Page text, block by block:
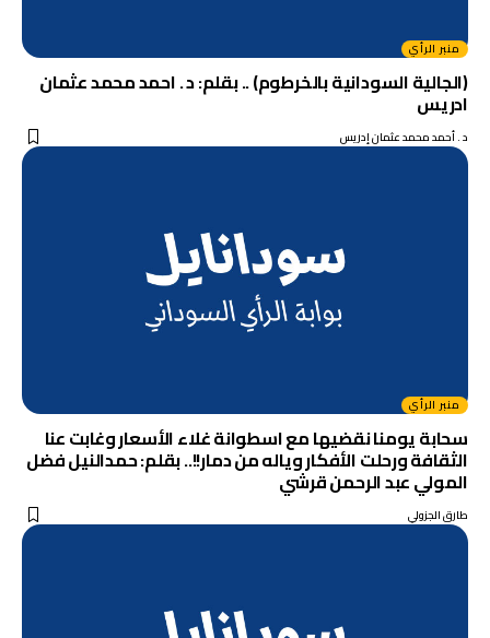
منبر الرأي
(الجالية السودانية بالخرطوم) .. بقلم: د . احمد محمد عثمان
ادريس
د . أحمد محمد عثمان إدريس
منبر الرأي
سحابة يومنا نقضيها مع اسطوانة غلاء الأسعار وغابت عنا
الثقافة ورحلت الأفكار وياله من دمار!!.. بقلم: حمدالنيل فضل
المولي عبد الرحمن قرشي
طارق الجزولي